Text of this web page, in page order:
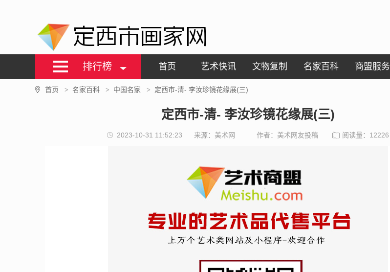
定西市画家网
排行榜 首页 艺术快讯 文物复制 名家百科 商盟服务
首页 > 名家百科 > 中国名家 > 定西市-清- 李汝珍镜花缘展(三)
定西市-清- 李汝珍镜花缘展(三)
2023-10-31 11:52:23 来源：美术网 作者：美术网友投稿 阅读量： 12226